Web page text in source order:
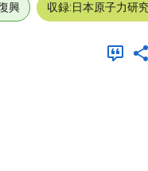
興 収録:日本原子力研